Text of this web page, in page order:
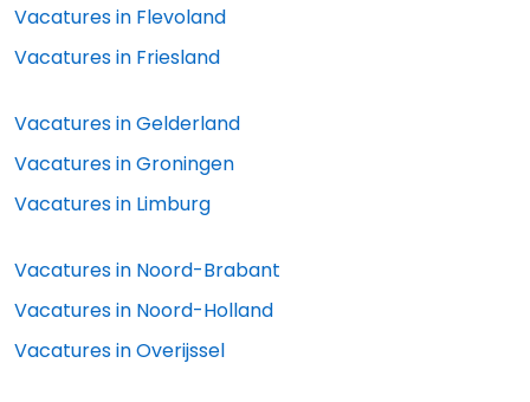
Vacatures in Flevoland
Vacatures in Friesland
Vacatures inGelderland
Vacatures inGroningen
Vacatures in Limburg
Vacatures in Noord-Brabant
Vacatures in Noord-Holland
Vacatures inOverijssel